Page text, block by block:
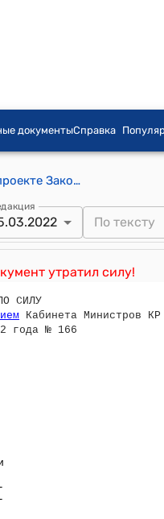
документыСправка
Постановление Правительства КР от 22 января 2008 года № 18 "О проекте Закона Кыргызской Республики "О внесении изменений и дополнений в Закон Кыргызской Республики "О консервации, ликвидации и банкротстве банков"
утратил силу!